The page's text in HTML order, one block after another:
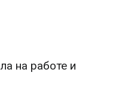
на работе и